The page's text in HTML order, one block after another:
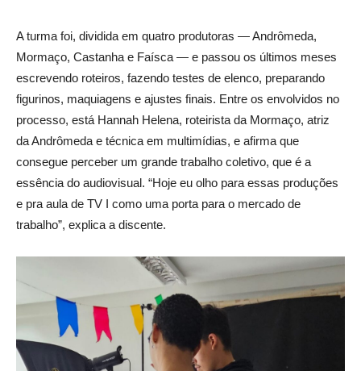
A turma foi, dividida em quatro produtoras — Andrômeda,
Mormaço, Castanha e Faísca — e passou os últimos meses
escrevendo roteiros, fazendo testes de elenco, preparando
figurinos, maquiagens e ajustes finais. Entre os envolvidos no
processo, está Hannah Helena, roteirista da Mormaço, atriz
da Andrômeda e técnica em multimídias, e afirma que
consegue perceber um grande trabalho coletivo, que é a
essência do audiovisual. “Hoje eu olho para essas produções
e pra aula de TV I como uma porta para o mercado de
trabalho”, explica a discente.